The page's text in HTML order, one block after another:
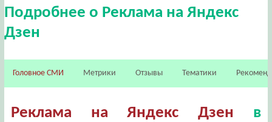
Подробнее о Реклама на Яндекс
Дзен
Головное СМИ Метрики Отзывы Тематики
Реклама на Яндекс Дзен в